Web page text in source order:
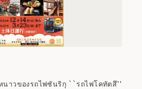
นาวของรถไฟซันริกุ ``รถไฟโคทัตสึ''